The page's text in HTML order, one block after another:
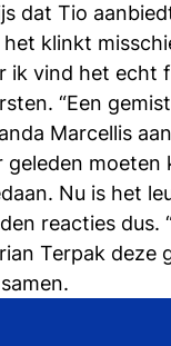
dat Tio
het klinkt
ik vind het echt
“Een
Marcellis
geleden moeten
Nu is het
reacties dus.
Terpak deze